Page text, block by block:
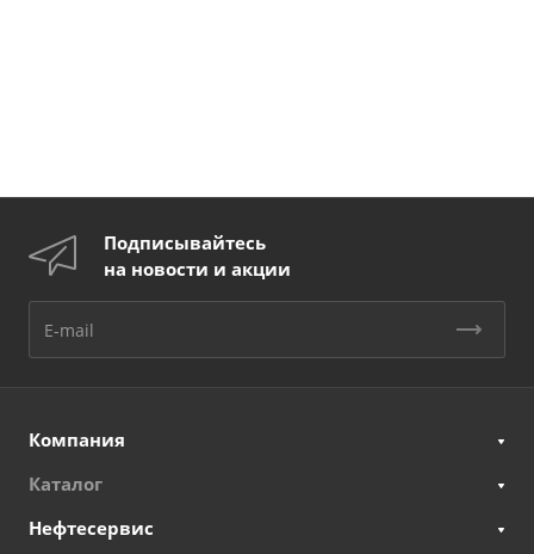
Подписывайтесь
на новости и акции
Компания
Каталог
Нефтесервис